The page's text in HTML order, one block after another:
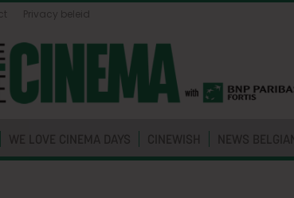
Privacy beleid
WE LOVE CINEMA DAYS CINEWISH NEWS